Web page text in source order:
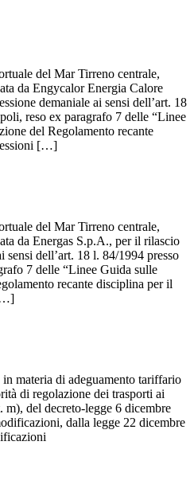
del Mar Tirreno centrale,
da Engycalor Energia Calore
demaniale ai sensi dell’art. 18
reso ex paragrafo 7 delle “Linee
del Regolamento recante
[…]
del Mar Tirreno centrale,
da Energas S.p.A., per il rilascio
sensi dell’art. 18 l. 84/1994 presso
7 delle “Linee Guida sulle
recante disciplina per il
materia di adeguamento tariffario
di regolazione dei trasporti ai
m), del decreto-legge 6 dicembre
dalla legge 22 dicembre